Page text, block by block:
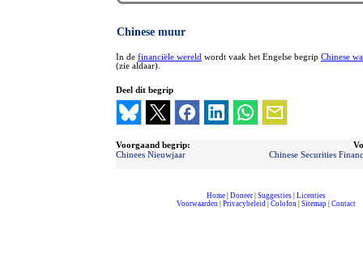
Chinese muur
In de financiële wereld wordt vaak het Engelse begrip Chinese
(zie aldaar).
Deel dit begrip
Voorgaand begrip:
Chinees Nieuwjaar
Chinese Securities
Home| Doneer| Suggesties| Licenties
Voorwaarden| Privacybeleid| Colofon| Sitemap| Contact